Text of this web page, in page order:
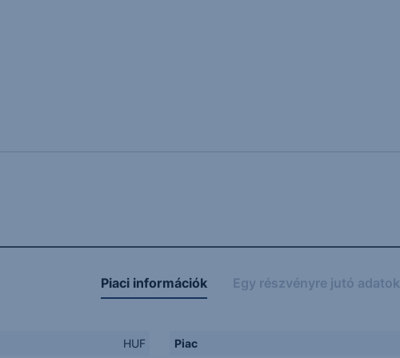
Piaci információk Egy részvényre jutó adatok
HUF
Piac